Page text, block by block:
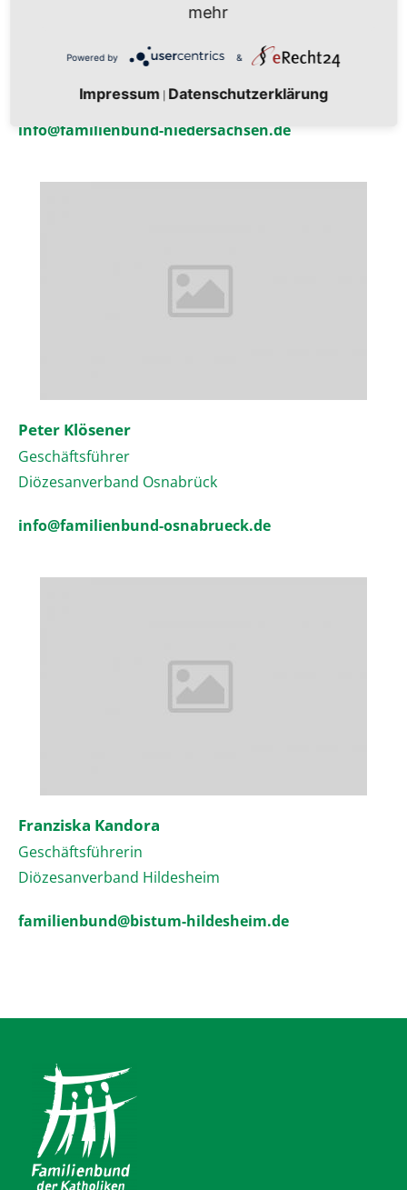
Alfons Gierse
Geschäftsführer Landesverband Niedersachsen e.V.
info@familienbund-niedersachsen.de
Peter Klösener
Geschäftsführer
Diözesanverband Osnabrück
info@familienbund-osnabrueck.de
Franziska Kandora
Geschäftsführerin
Diözesanverband Hildesheim
familienbund@bistum-hildesheim.de
mehr
Powered by &
Impressum Datenschutzerklärung